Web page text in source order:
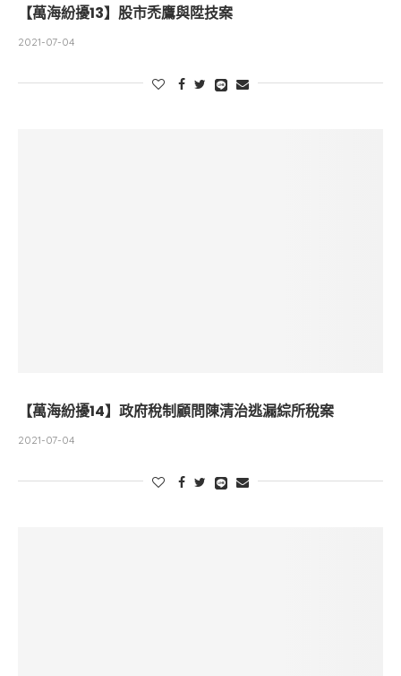
【萬海紛擾13】股市禿鷹與陞技案
2021-07-04
【萬海紛擾14】政府稅制顧問陳清治逃漏綜所稅案
2021-07-04